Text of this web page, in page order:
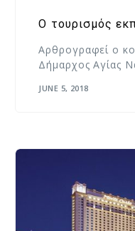
Ο τουρισμός
Αρθρογραφεί ο
Δήμαρχος Αγίας
JUNE 5, 2018